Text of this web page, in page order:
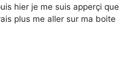
hier je me suis apperçi que
plus me aller sur ma boite